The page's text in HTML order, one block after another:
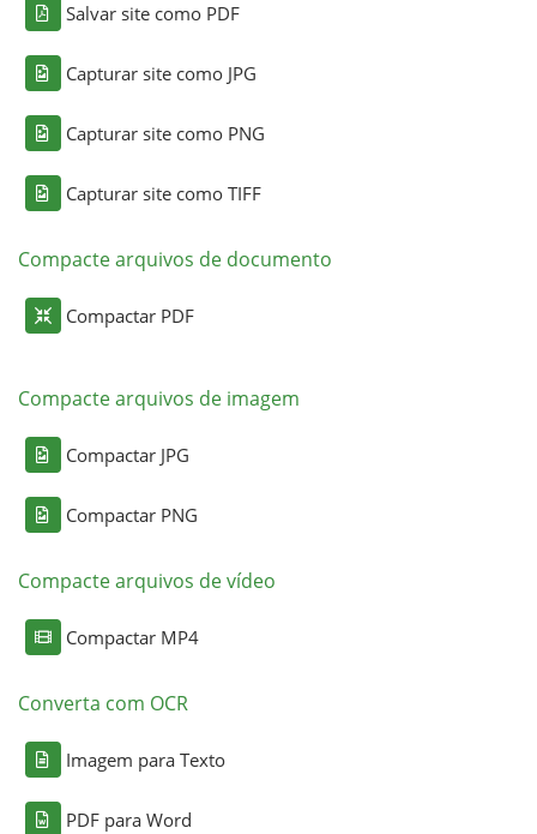
Salvar site como PDF
Capturar site como JPG
Capturar site como PNG
Capturar site como TIFF
Compacte arquivos de documento
Compactar PDF
Compacte arquivos de imagem
Compactar JPG
Compactar PNG
Compacte arquivos de vídeo
Compactar MP4
Converta com OCR
Imagem para Texto
PDF para Word